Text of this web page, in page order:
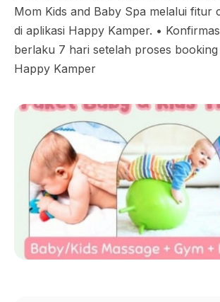
Mom Kids and Baby Spa melalui fitur
di aplikasi Happy Kamper. •⁠
berlaku 7 hari setelah proses booking
Happy Kamper